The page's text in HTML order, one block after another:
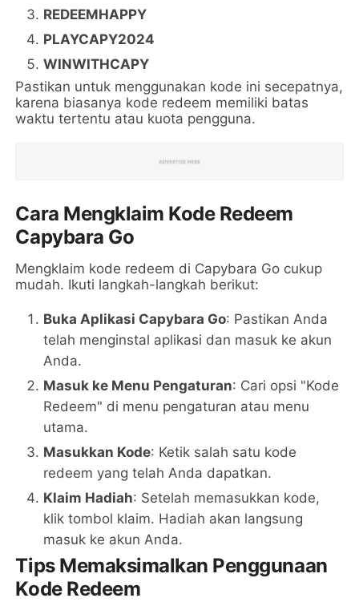
REDEEMHAPPY
PLAYCAPY2024
WINWITHCAPY
Pastikan untuk menggunakan kode ini secepatnya,
karena biasanya kode redeem memiliki batas
waktu tertentu atau kuota pengguna.
Cara Mengklaim Kode Redeem
Capybara Go
Mengklaim kode redeem di Capybara Go cukup
mudah. Ikuti langkah-langkah berikut:
Buka Aplikasi Capybara Go: Pastikan Anda
telah menginstal aplikasi dan masuk ke akun
Anda.
Masuk ke Menu Pengaturan: Cari opsi "Kode
Redeem" di menu pengaturan atau menu
utama.
Masukkan Kode: Ketik salah satu kode
redeem yang telah Anda dapatkan.
Klaim Hadiah: Setelah memasukkan kode,
klik tombol klaim. Hadiah akan langsung
masuk ke akun Anda.
Tips Memaksimalkan Penggunaan
Kode Redeem